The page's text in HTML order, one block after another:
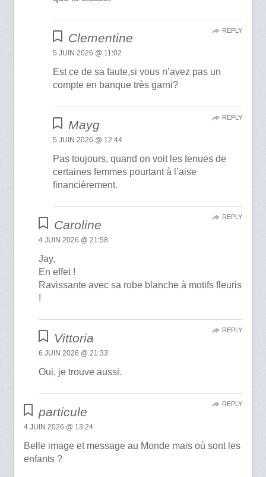
Clementine
5 JUIN 2026 @ 11:02
Est ce de sa faute,si vous n’avez pas un
compte en banque très garni?
REPLY
Mayg
5 JUIN 2026 @ 12:44
Pas toujours, quand on voit les tenues de
certaines femmes pourtant à l’aise
financièrement.
REPLY
Caroline
4 JUIN 2026 @ 21:58
Jay,
En effet !
Ravissante avec sa robe blanche à motifs fleuris
!
REPLY
Vittoria
6 JUIN 2026 @ 21:33
Oui, je trouve aussi.
REPLY
particule
4 JUIN 2026 @ 13:24
Belle image et message au Monde mais où sont les
enfants ?
REPLY